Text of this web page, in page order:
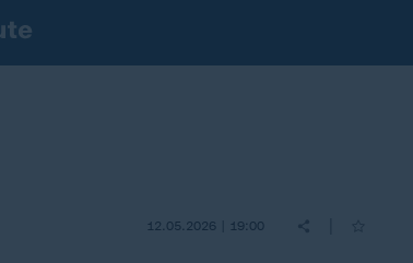
12.05.2026 | 19:00